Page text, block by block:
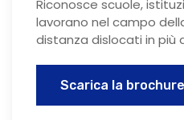
Riconosce scuole,
lavorano nel campo
distanza dislocati in più
Scarica la